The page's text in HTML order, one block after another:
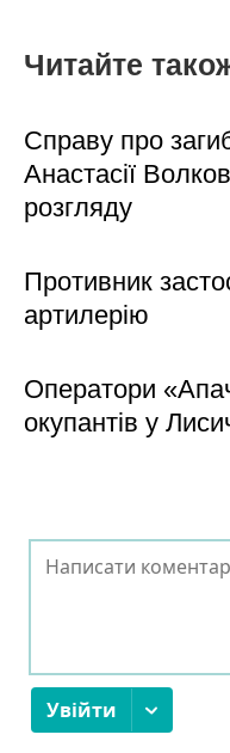
Читайте
Справу про
Анастасії
розгляду
Противник
артилерію
Оператори
окупантів у